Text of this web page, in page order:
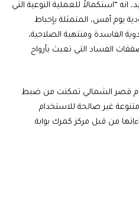
انه “استكمالاً للعملية النوعية التي
يوم أمس، المتمثلة بإحباط
الفاسدة ومنتهية الصلاحية،
الفساد التي تعبث بأرواح
ام قصر الشمالي تمكنت من ضبط
غير صالحة للاستخدام
من قبل مركز كمرك بوابة